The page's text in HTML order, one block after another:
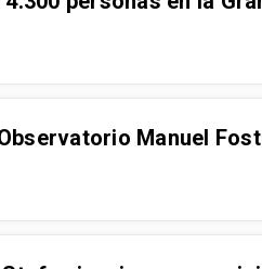
Manuel